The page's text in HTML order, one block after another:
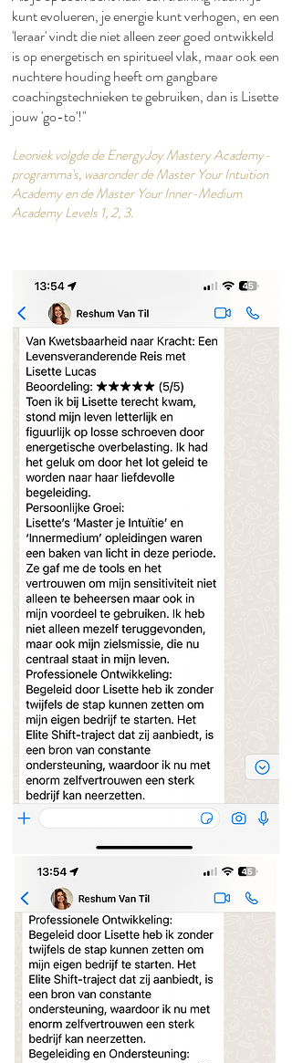
kunt evolueren, je energie kunt verhogen, en een
'leraar' vindt die niet alleen zeer goed ontwikkeld
is op energetisch en spiritueel vlak, maar ook een
nuchtere houding heeft om gangbare
coachingstechnieken te gebruiken, dan is Lisette
jouw 'go-to'!"​
Leoniek volgde de EnergyJoy Mastery Academy-
programma's, waaronder de Master Your Intuition
Academy en de Master Your Inner-Medium
Academy Levels 1, 2, 3.​